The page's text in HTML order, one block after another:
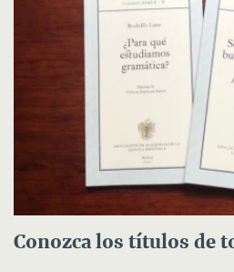
Conozca los títulos de